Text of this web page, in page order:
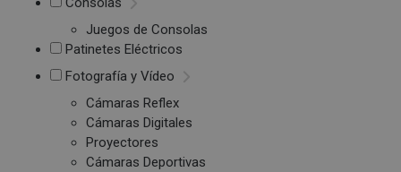
Juegos de Consolas
Patinetes Eléctricos
Fotografía y Vídeo
Cámaras Reflex
Cámaras Digitales
Proyectores
Cámaras Deportivas